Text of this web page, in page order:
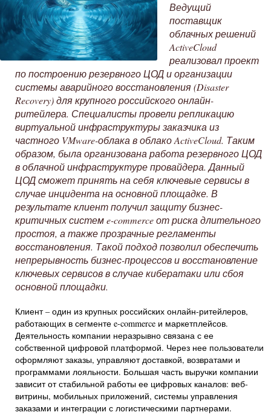
Ведущий
поставщик
облачных решений
ActiveCloud
реализовал проект
по построению резервного ЦОД и организации
системы аварийного восстановления (Disaster
Recovery) для крупного российского онлайн-
ритейлера. Специалисты провели репликацию
виртуальной инфраструктуры заказчика из
частного VMware-облака в облако ActiveCloud. Таким
образом, была организована работа резервного ЦОД
в облачной инфраструктуре провайдера. Данный
ЦОД сможет принять на себя ключевые сервисы в
случае инцидента на основной площадке. В
результате клиент получил защиту бизнес-
критичных систем e-commerce от риска длительного
простоя, а также прозрачные регламенты
восстановления. Такой подход позволил обеспечить
непрерывность бизнес-процессов и восстановление
ключевых сервисов в случае кибератаки или сбоя
основной площадки.
Клиент – один из крупных российских онлайн-ритейлеров,
работающих в сегменте e-commerce и маркетплейсов.
Деятельность компании неразрывно связана с ее
собственной цифровой платформой. Через нее пользователи
оформляют заказы, управляют доставкой, возвратами и
программами лояльности. Большая часть выручки компании
зависит от стабильной работы ее цифровых каналов: веб-
витрины, мобильных приложений, системы управления
заказами и интеграции с логистическими партнерами.